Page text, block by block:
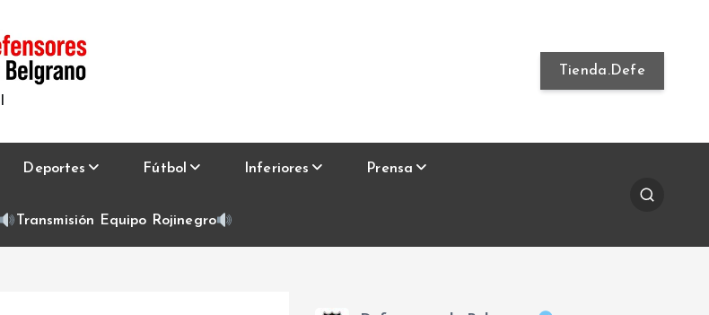
Tienda.Defe
Deportes Fútbol Inferiores Prensa
Transmisión Equipo Rojinegro